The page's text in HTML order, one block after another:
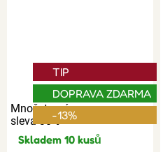
Množstevní
sleva 30%
TIP
DOPRAVA ZDARMA
-13%
Skladem 10 kusů